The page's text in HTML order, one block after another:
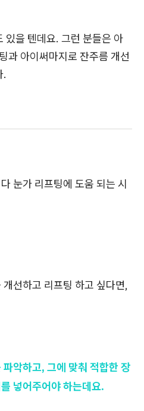
있을 텐데요. 그런 분들은 아
과 아이써마지로 잔주름 개선
.
눈가 리프팅에 도움 되는 시
선하고 리프팅 하고 싶다면,
악하고, 그에 맞춰 적합한 장
넣어주어야 하는데요.